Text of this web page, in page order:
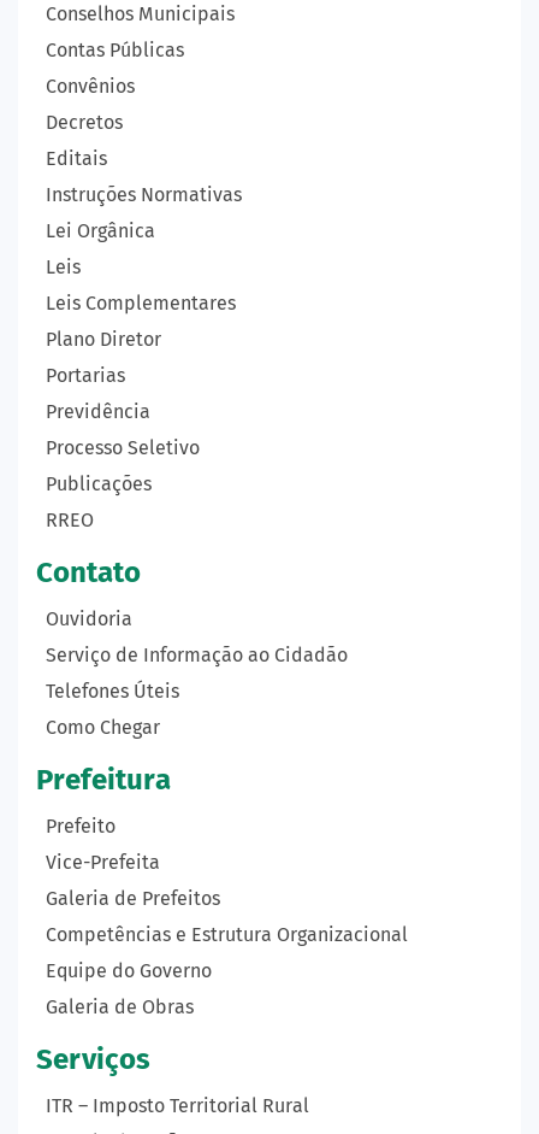
Conselhos Municipais
Contas Públicas
Convênios
Decretos
Editais
Instruções Normativas
Lei Orgânica
Leis
Leis Complementares
Plano Diretor
Portarias
Previdência
Processo Seletivo
Publicações
RREO
Contato
Ouvidoria
Serviço de Informação ao Cidadão
Telefones Úteis
Como Chegar
Prefeitura
Prefeito
Vice-Prefeita
Galeria de Prefeitos
Competências e Estrutura Organizacional
Equipe do Governo
Galeria de Obras
Serviços
ITR – Imposto Territorial Rural